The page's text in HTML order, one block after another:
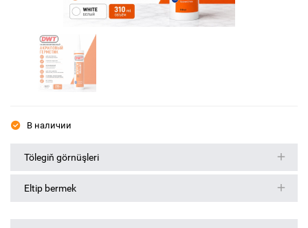
В наличии
Tölegiň görnüşleri
Eltip bermek